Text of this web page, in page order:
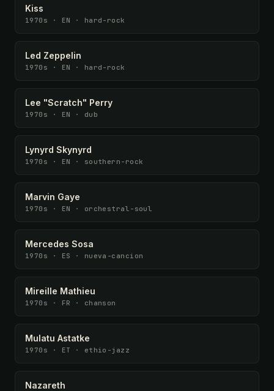
Kiss
1970s · EN · hard-rock
Led Zeppelin
1970s · EN · hard-rock
Lee "Scratch" Perry
1970s · EN · dub
Lynyrd Skynyrd
1970s · EN · southern-rock
Marvin Gaye
1970s · EN · orchestral-soul
Mercedes Sosa
1970s · ES · nueva-cancion
Mireille Mathieu
1970s · FR · chanson
Mulatu Astatke
1970s · ET · ethio-jazz
Nazareth